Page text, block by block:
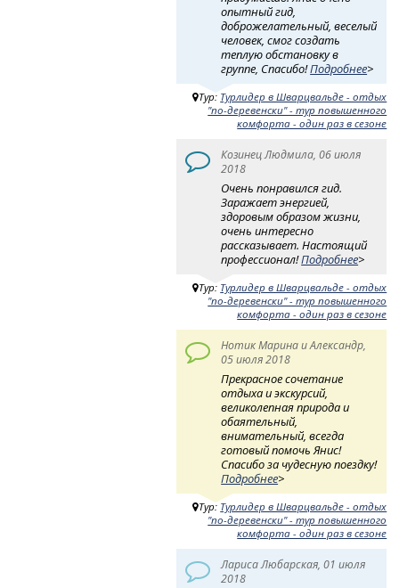
опытный гид,
доброжелательный, веселый
человек, смог создать
теплую обстановку в
группе, Спасибо!Подробнее>
Тур: Турлидер в Шварцвальде - отдых
"по-деревенски" - тур повышенного
комфорта - один раз в сезоне
Козинец Людмила, 06 июля
2018
Очень понравился гид.
Заражает энергией,
здоровым образом жизни,
очень интересно
рассказывает. Настоящий
профессионал!Подробнее>
Тур: Турлидер в Шварцвальде - отдых
"по-деревенски" - тур повышенного
комфорта - один раз в сезоне
Нотик Марина и Александр,
05 июля 2018
Прекрасное сочетание
отдыха и экскурсий,
великолепная природа и
обаятельный,
внимательный, всегда
готовый помочь Янис!
Спасибо за чудесную поездку!
Подробнее>
Тур: Турлидер в Шварцвальде - отдых
"по-деревенски" - тур повышенного
комфорта - один раз в сезоне
Лариса Любарская, 01 июля
2018